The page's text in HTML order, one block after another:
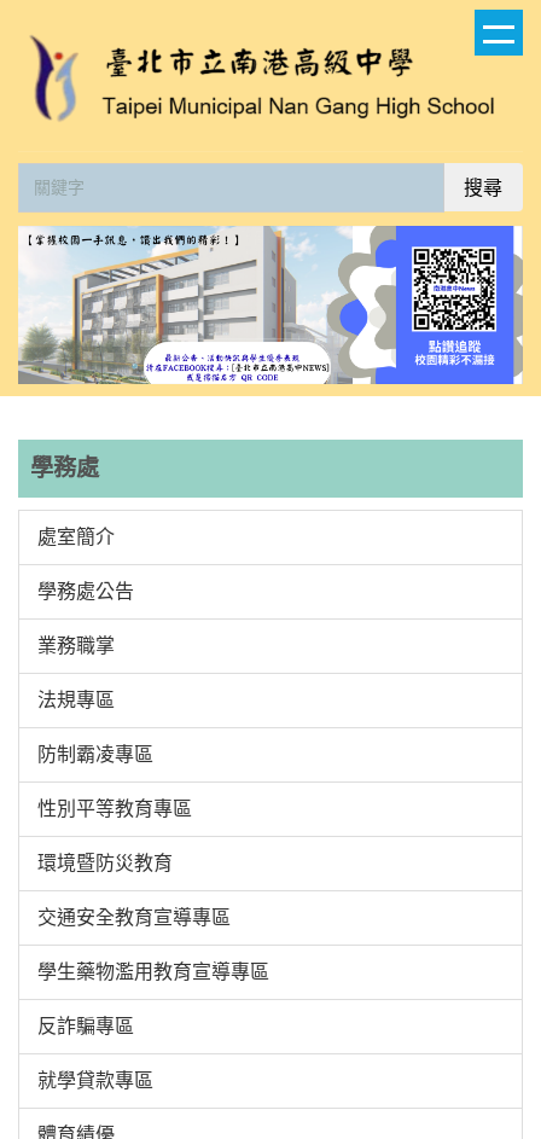
容
搜尋
學務處
處室簡介
學務處公告
業務職掌
法規專區
防制霸凌專區
性別平等教育專區
環境暨防災教育
交通安全教育宣導專區
學生藥物濫用教育宣導專區
反詐騙專區
就學貸款專區
體育績優